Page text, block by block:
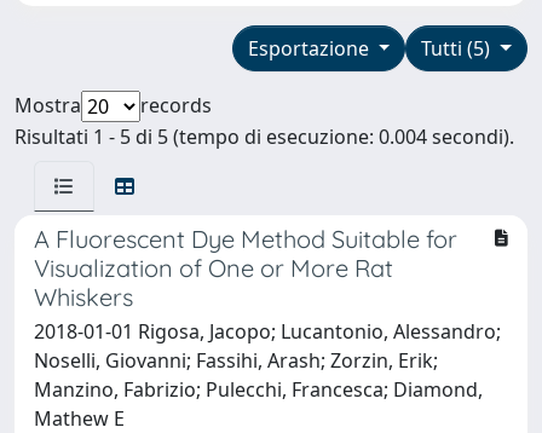
Tutti (5)
Esportazione
Mostra
records
Risultati 1 - 5 di 5 (tempo di esecuzione: 0.004 secondi).
A Fluorescent Dye Method Suitable for
Visualization of One or More Rat
Whiskers
2018-01-01 Rigosa, Jacopo; Lucantonio, Alessandro;
Noselli, Giovanni; Fassihi, Arash; Zorzin, Erik;
Manzino, Fabrizio; Pulecchi, Francesca; Diamond,
Mathew E